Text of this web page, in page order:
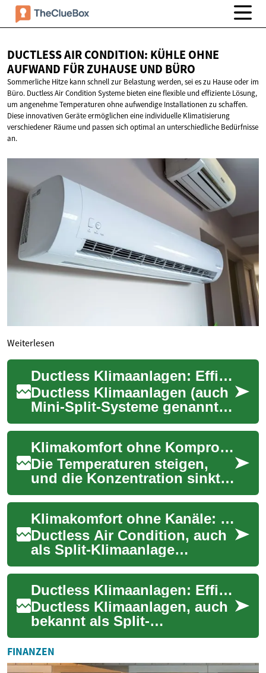
DUCTLESS AIR CONDITION: KÜHLE OHNE
AUFWAND FÜR ZUHAUSE UND BÜRO
Sommerliche Hitze kann schnell zur Belastung werden, sei es zu Hause oder im
Büro. Ductless Air Condition Systeme bieten eine flexible und effiziente Lösung,
um angenehme Temperaturen ohne aufwendige Installationen zu schaffen.
Diese innovativen Geräte ermöglichen eine individuelle Klimatisierung
verschiedener Räume und passen sich optimal an unterschiedliche Bedürfnisse
an.
Weiterlesen
Ductless Klimaanlagen: Effizient kühlen und heizen
Ductless Klimaanlagen (auch
Mini-Split-Systeme genannt)
bieten eine flexible,
energieeffiziente Alternative
zu zentra...
Klimakomfort ohne Kompromisse: Ductless Air Condition für Ihr Büro
Die Temperaturen steigen,
und die Konzentration sinkt -
ein Szenario, das in vielen
Büros während der
Sommermonate zu...
Klimakomfort ohne Kanäle: Die Vorteile von Ductless Air Condition
Ductless Air Condition, auch
als Split-Klimaanlage
bekannt, gewinnt in
deutschen Haushalten
zunehmend an Beliebtheit....Ductless Klimaanlagen: Effiziente Kühlung und Heizung für Ihr Zuhause
Ductless Klimaanlagen, auch
bekannt als Split-
Klimaanlagen oder Mini-Split-
Systeme, gewinnen in
Deutschland zunehmend...
FINANZEN